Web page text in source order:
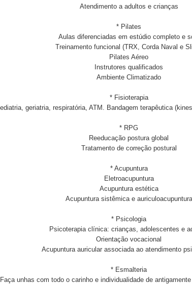
Atendimento a adultos e crianças
* Pilates
Aulas diferenciadas em estúdio completo e
Treinamento funcional (TRX, Corda Naval e
Pilates Aéreo
Instrutores qualificados
Ambiente Climatizado
* Fisioterapia
geriatria, respiratória, ATM. Bandagem terapêutica
* RPG
Reeducação postura global
Tratamento de correção postural
* Acupuntura
Eletroacupuntura
Acupuntura estética
Acupuntura sistêmica e auriculoacupuntura
* Psicologia
Psicoterapia clínica: crianças, adolescentes e
Orientação vocacional
Acupuntura auricular associada ao atendimento
* Esmalteria
Faça unhas com todo o carinho e individualidade de